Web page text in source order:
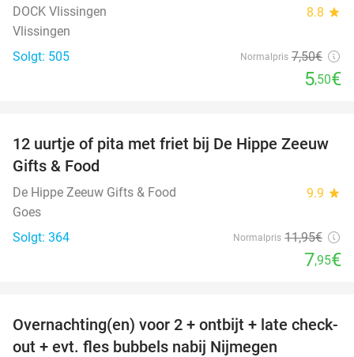
DOCK Vlissingen 8.8 star
Vlissingen
Solgt: 505
Normalpris 7,50€
5,50€
33%
12 uurtje of pita met friet bij De Hippe Zeeuw
Gifts & Food
De Hippe Zeeuw Gifts & Food 9.9 star
Goes
Solgt: 364
Normalpris 11,95€
7,95€
53%
Overnachting(en) voor 2 + ontbijt + late check-
out + evt. fles bubbels nabij Nijmegen